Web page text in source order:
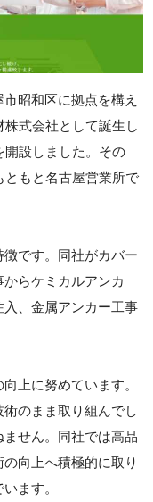
昭和区に拠点を構え
式会社として誕生し
開設しました。その
ともと名古屋営業所で
です。同社がカバー
らケミカルアンカ
、金属アンカー工事
上に努めています。
のまま取り組んでし
せん。同社では高品
向上へ積極的に取り
ます。